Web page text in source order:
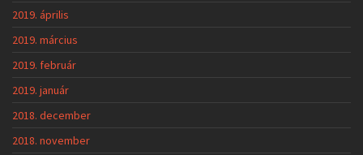
2019. április
2019. március
2019. február
2019. január
2018. december
2018. november